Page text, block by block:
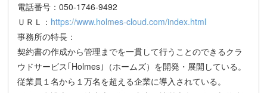
電話番号：050-1746-9492
ＵＲＬ： https://www.holmes-cloud.com/index.html
事務所の特長：
契約書の作成から管理までを一貫して行うことのできるクラ
ウドサービス｢Holmes｣（ホームズ）を開発・展開している。
従業員１名から１万名を超える企業に導入されている。